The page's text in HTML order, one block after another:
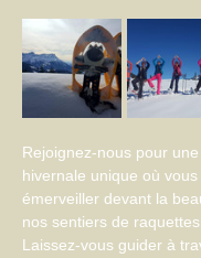
Rejoignez-nous pour
hivernale unique où
émerveiller devant la
nos sentiers de raquettes.
Laissez-vous guider à